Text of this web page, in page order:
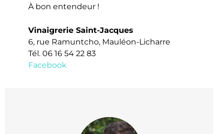
À bon entendeur !
Vinaigrerie Saint-Jacques
6, rue Ramuntcho, Mauléon-Licharre
Tél. 06 16 54 22 83
Facebook